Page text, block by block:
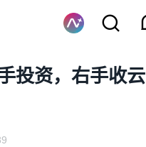
投资，右手收云